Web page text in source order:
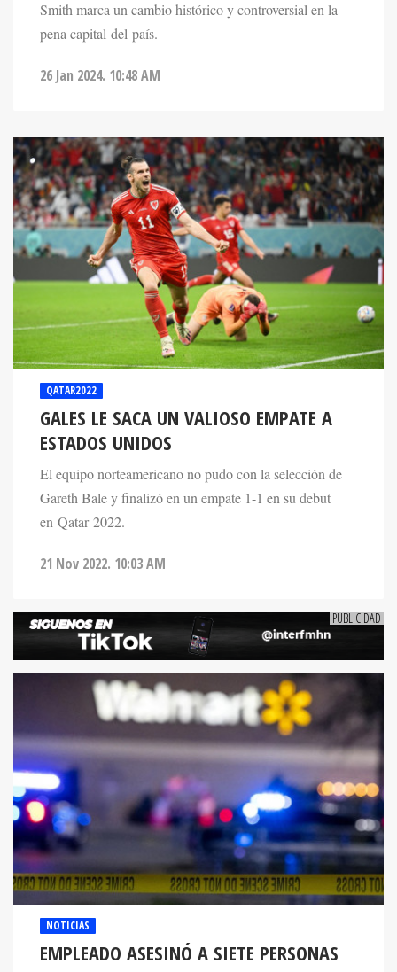
Smith marca un cambio histórico y controversial en la
pena capital del país.
26 Jan 2024. 10:48 AM
QATAR2022
GALES LE SACA UN VALIOSO EMPATE A
ESTADOS UNIDOS
El equipo norteamericano no pudo con la selección de
Gareth Bale y finalizó en un empate 1-1 en su debut
en Qatar 2022.
21 Nov 2022. 10:03 AM
NOTICIAS
EMPLEADO ASESINÓ A SIETE PERSONAS
EN MASACRE EN UN WALMART